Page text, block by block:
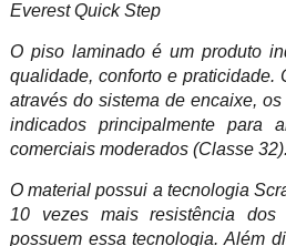
Everest Quick Step
O piso laminado é um produto
qualidade, conforto e praticidade.
através do sistema de encaixe,
indicados principalmente para
comerciais moderados (Classe 32).
O material possui a tecnologia
10 vezes mais resistência
possuem essa tecnologia. Além